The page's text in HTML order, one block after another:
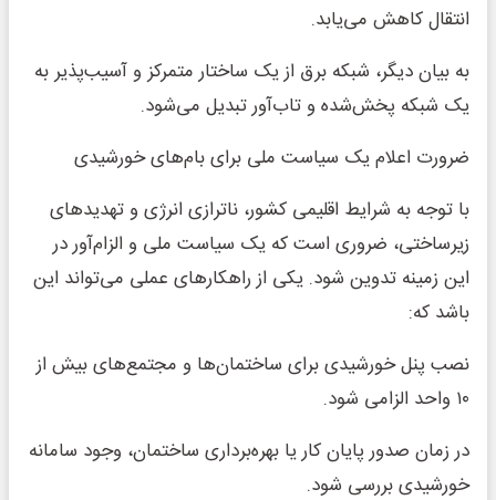
انتقال کاهش می‌یابد.
به بیان دیگر، شبکه برق از یک ساختار متمرکز و آسیب‌پذیر به
یک شبکه پخش‌شده و تاب‌آور تبدیل می‌شود.
ضرورت اعلام یک سیاست ملی برای بام‌های خورشیدی
با توجه به شرایط اقلیمی کشور، ناترازی انرژی و تهدیدهای
زیرساختی، ضروری است که یک سیاست ملی و الزام‌آور در
این زمینه تدوین شود. یکی از راهکارهای عملی می‌تواند این
باشد که:
نصب پنل خورشیدی برای ساختمان‌ها و مجتمع‌های بیش از
۱۰ واحد الزامی شود.
در زمان صدور پایان کار یا بهره‌برداری ساختمان، وجود سامانه
خورشیدی بررسی شود.